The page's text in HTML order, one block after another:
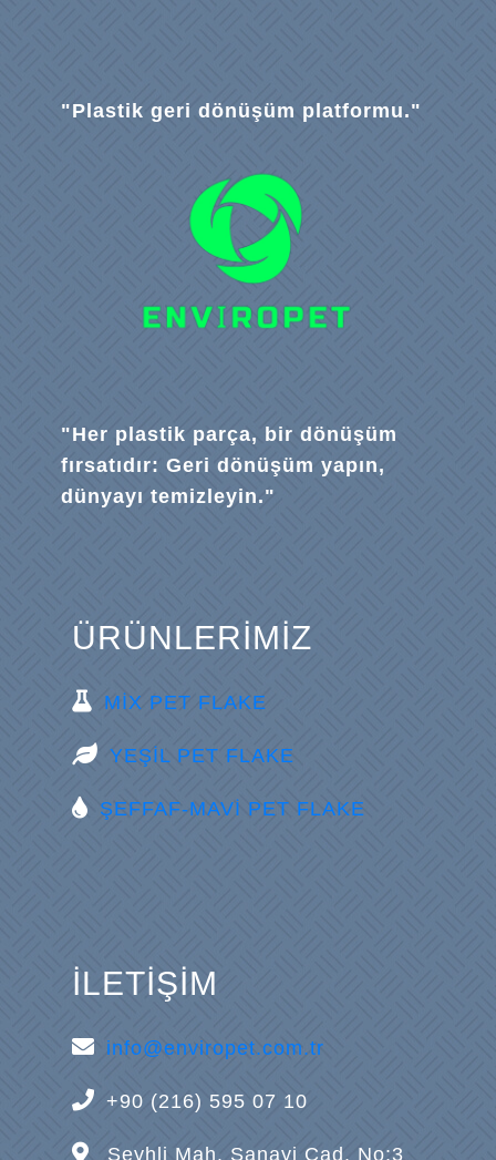
"Plastik geri dönüşüm platformu."
"Her plastik parça, bir dönüşüm
fırsatıdır: Geri dönüşüm yapın,
dünyayı temizleyin."
ÜRÜNLERİMİZ
MİX PET FLAKE
YEŞİL PET FLAKE
ŞEFFAF-MAVİ PET FLAKE
İLETİŞİM
info@enviropet.com.tr
+90 (216) 595 07 10
Şeyhli Mah. Sanayi Cad. No:3